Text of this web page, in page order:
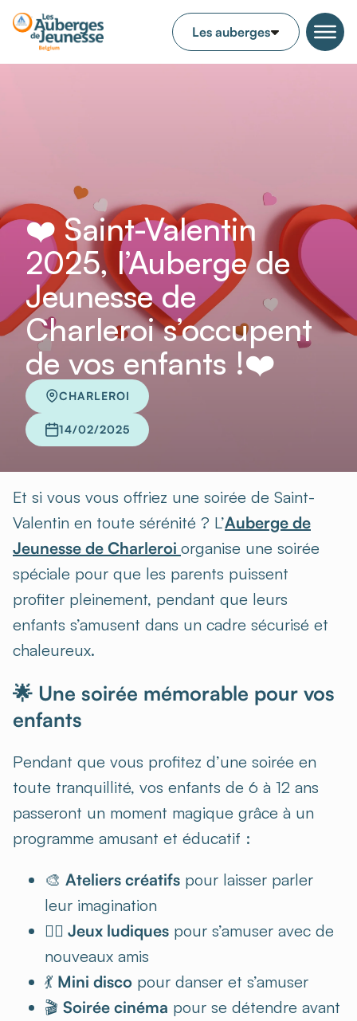
❤️ Saint-Valentin
2025, l’Auberge de
Jeunesse de
Charleroi s’occupent
de vos enfants !❤️
CHARLEROI
14/02/2025
Et si vous vous offriez une soirée de Saint-
Valentin en toute sérénité ? L’Auberge de
Jeunesse de Charleroi organise une soirée
spéciale pour que les parents puissent
profiter pleinement, pendant que leurs
enfants s’amusent dans un cadre sécurisé et
chaleureux.
🌟 Une soirée mémorable pour vos
enfants
Pendant que vous profitez d’une soirée en
toute tranquillité, vos enfants de 6 à 12 ans
passeront un moment magique grâce à un
programme amusant et éducatif :
🎨 Ateliers créatifs pour laisser parler
leur imagination
🤹‍♂️ Jeux ludiques pour s’amuser avec de
nouveaux amis
💃 Mini disco pour danser et s’amuser
🎬 Soirée cinéma pour se détendre avant